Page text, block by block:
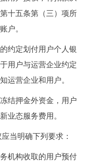
十五条第（三）项所
户。
定划付用户个人银
用户与运营企业约定
运营企业和用户。
结押金外资金，用户
业态服务费用。
当明确下列要求：
机构收取的用户预付